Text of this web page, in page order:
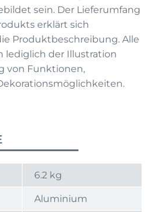
sein. Der Lieferumfang
erklärt sich
Produktbeschreibung. Alle
lediglich der Illustration
von Funktionen,
6.2 kg
Aluminium